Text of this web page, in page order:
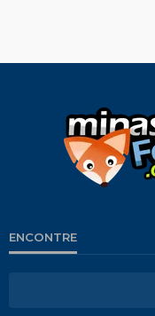
ENCONTRE